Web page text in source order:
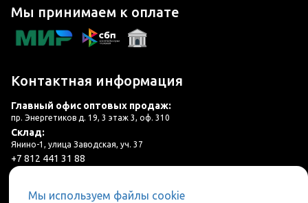
Мы принимаем к оплате
Контактная информация
Главный офис оптовых продаж:
пр. Энергетиков д. 19, 3 этаж 3, оф. 310
Склад:
Янино-1, улица Заводская, уч. 37
+7 812 441 31 88
plitka@lincer.ru
Мы используем файлы cookie